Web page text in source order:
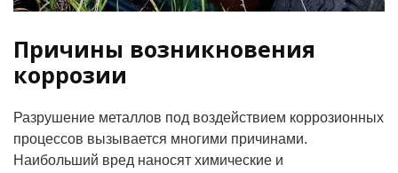
Причины возникновения
коррозии
Разрушение металлов под воздействием коррозионных
процессов вызывается многими причинами.
Наибольший вред наносят химические и